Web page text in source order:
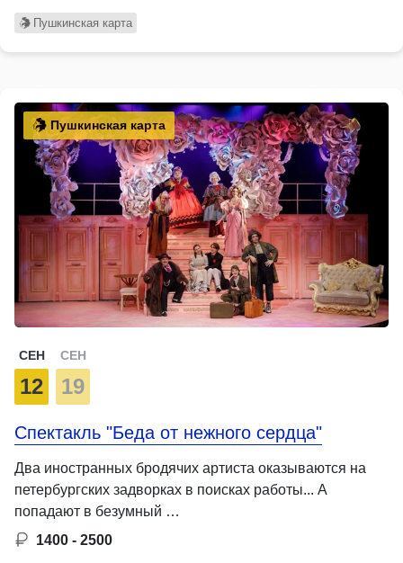
Пушкинская карта
Пушкинская карта
СЕН
12
СЕН
19
Спектакль "Беда от нежного сердца"
Два иностранных бродячих артиста оказываются на
петербургских задворках в поисках работы... А
попадают в безумный …
1400 - 2500